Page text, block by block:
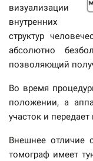
визуализации
внутренних
структур
абсолютно
позволяющий
Во время
положении, а
участок и
Внешнее отличие
томограф имеет